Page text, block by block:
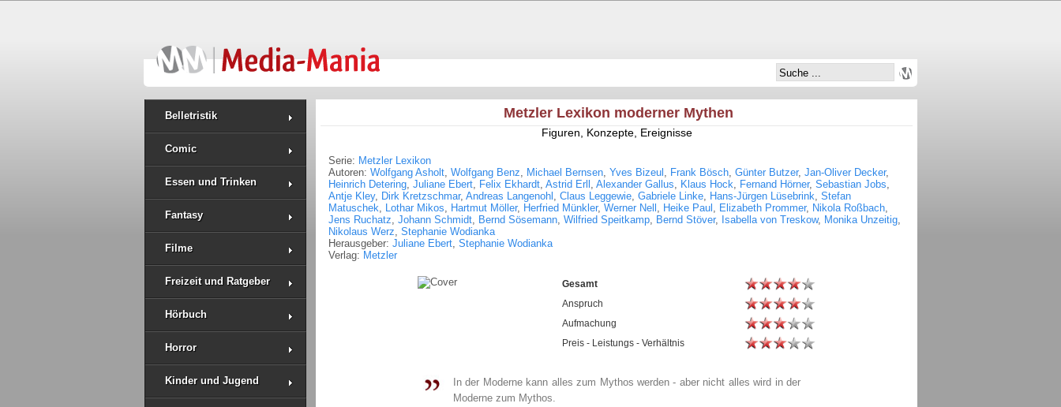
Belletristik
Comic
Essen und Trinken
Fantasy
Filme
Freizeit und Ratgeber
Hörbuch
Horror
Kinder und Jugend
Metzler Lexikon moderner Mythen
Figuren, Konzepte, Ereignisse
Serie: Metzler Lexikon
Autoren: Wolfgang Asholt, Wolfgang Benz, Michael Bernsen, Yves Bizeul , Frank Bösch, Günter Butzer, Jan-Oliver Decker,
Heinrich Detering, Juliane Ebert, Felix Ekhardt, Astrid Erll , Alexander Gallus, Klaus Hock, Fernand Hörner, Sebastian Jobs,
Antje Kley, Dirk Kretzschmar, Andreas Langenohl , Claus Leggewie, Gabriele Linke, Hans-Jürgen Lüsebrink, Stefan
Matuschek, Lothar Mikos, Hartmut Möller, Herfried Münkler, Werner Nell , Heike Paul , Elizabeth Prommer, Nikola Roßbach,
Jens Ruchatz, Johann Schmidt, Bernd Sösemann, Wilfried Speitkamp, Bernd Stöver, Isabella von Treskow, Monika Unzeitig,
Nikolaus Werz, Stephanie Wodianka
Herausgeber: Juliane Ebert, Stephanie Wodianka
Verlag: Metzler
Gesamt
Anspruch
Aufmachung
Preis - Leistungs - Verhältnis
In der Moderne kann alles zum Mythos werden - aber nicht alles wird in der
Moderne zum Mythos.